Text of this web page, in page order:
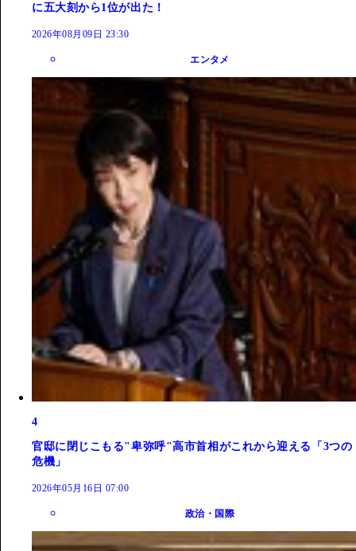
に五大刻から1位が出た！
2026年08月09日 23:30
エンタメ
4
官邸に閉じこもる"卑弥呼"高市首相がこれから迎える「3つの
危機」
2026年05月16日 07:00
政治・国際